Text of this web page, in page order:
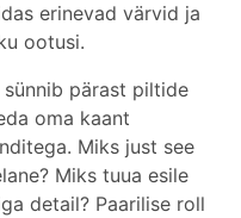
erinevad värvid ja
ootusi.
pärast piltide
oma kaant
Miks just see
Miks tuua esile
detail? Paarilise roll